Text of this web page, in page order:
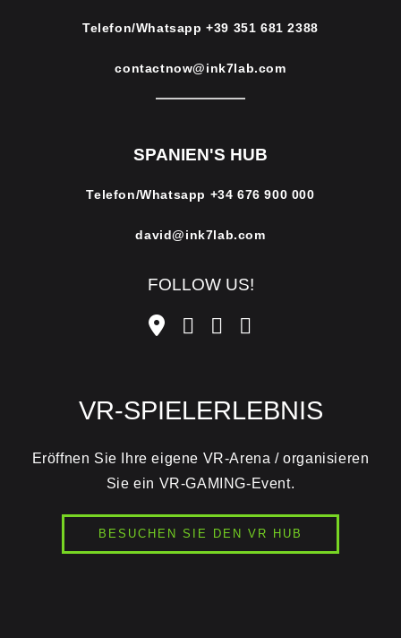
Telefon/Whatsapp+39 351 681 2388
contactnow@ink7lab.com
SPANIEN'S HUB
Telefon/Whatsapp +34 676 900 000
david@ink7lab.com
FOLLOW US!
VR-SPIELERLEBNIS
Eröffnen Sie Ihre eigene VR-Arena / organisieren
Sie ein VR-GAMING-Event.
BESUCHEN SIE DEN VR HUB